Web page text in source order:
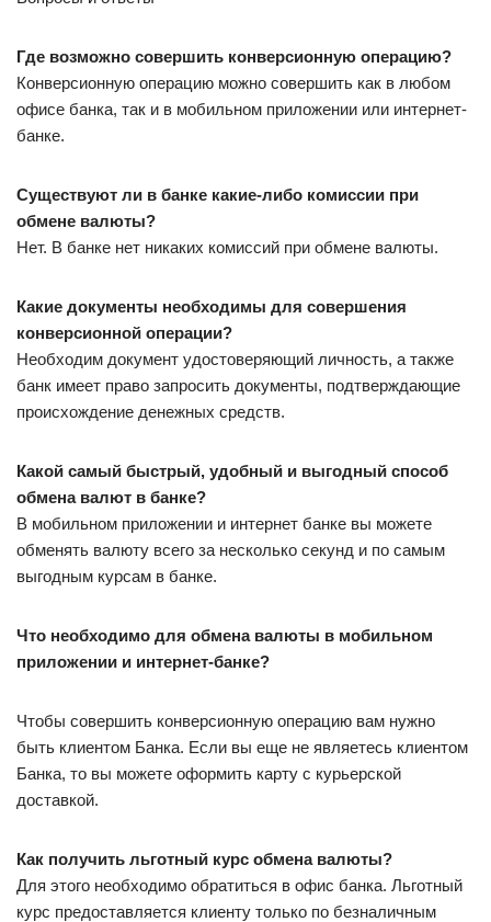
Где возможно совершить конверсионную операцию?
Конверсионную операцию можно совершить как в любом
офисе банка, так и в мобильном приложении или интернет-
банке.
Существуют ли в банке какие-либо комиссии при
обмене валюты?
Нет. В банке нет никаких комиссий при обмене валюты.
Какие документы необходимы для совершения
конверсионной операции?
Необходим документ удостоверяющий личность, а также
банк имеет право запросить документы, подтверждающие
происхождение денежных средств.
Какой самый быстрый, удобный и выгодный способ
обмена валют в банке?
В мобильном приложении и интернет банке вы можете
обменять валюту всего за несколько секунд и по самым
выгодным курсам в банке.
Что необходимо для обмена валюты в мобильном
приложении и интернет-банке?
Чтобы совершить конверсионную операцию вам нужно
быть клиентом Банка. Если вы еще не являетесь клиентом
Банка, то вы можете оформить карту с курьерской
доставкой.
Как получить льготный курс обмена валюты?
Для этого необходимо обратиться в офис банка. Льготный
курс предоставляется клиенту только по безналичным